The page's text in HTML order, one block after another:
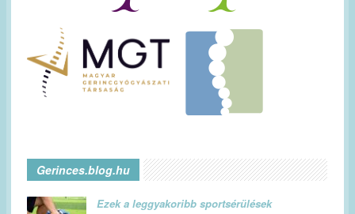
Gerinces.blog.hu
Ezek a leggyakoribb sportsérülések